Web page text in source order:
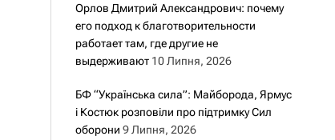
Орлов Дмитрий Александрович: почему
его подход к благотворительности
работает там, где другие не
выдерживают 10 Липня, 2026
БФ “Українська сила”: Майборода, Ярмус
і Костюк розповіли про підтримку Сил
оборони 9 Липня, 2026